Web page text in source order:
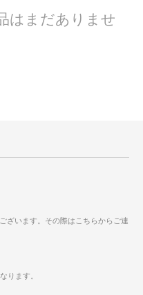
はまだありませ
ざいます。その際はこちらからご連
ります。